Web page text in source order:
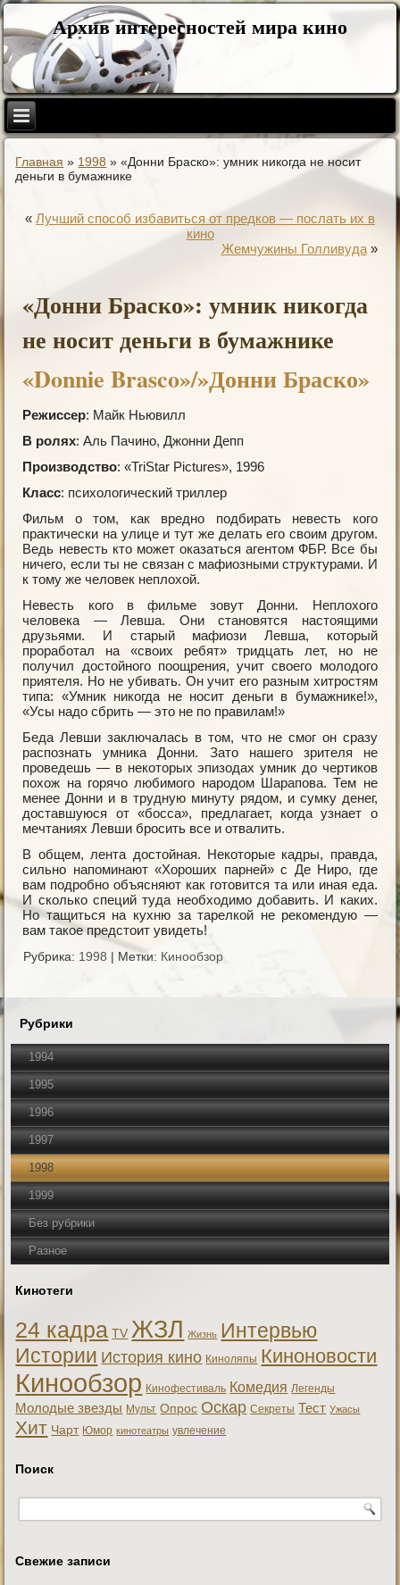
Архив интересностей мира кино
Главная » 1998 »«Донни Браско»: умник никогда не носит
деньги в бумажнике
« Лучший способ избавиться от предков — послать их в
кино
Жемчужины Голливуда»
«Донни Браско»: умник никогда
не носит деньги в бумажнике
«Donnie Brasco»/»Донни Браско»
Режиссер: Майк Ньювилл
В ролях: Аль Пачино, Джонни Депп
Производство: «TriStar Рictures», 1996
Класс: психологический триллер
Фильм о том, как вредно подбирать невесть кого
практически на улице и тут же делать его своим другом.
Ведь невесть кто может оказаться агентом ФБР. Все бы
ничего, если ты не связан с мафиозными структурами. И
к тому же человек неплохой.
Невесть кого в фильме зовут Донни. Неплохого
человека — Левша. Они становятся настоящими
друзьями. И старый мафиози Левша, который
проработал на «своих ребят» тридцать лет, но не
получил достойного поощрения, учит своего молодого
приятеля. Но не убивать. Он учит его разным хитростям
типа: «Умник никогда не носит деньги в бумажнике!»,
«Усы надо сбрить — это не по правилам!»
Беда Левши заключалась в том, что не смог он сразу
распознать умника Донни. Зато нашего зрителя не
проведешь — в некоторых эпизодах умник до чертиков
похож на горячо любимого народом Шарапова. Тем не
менее Донни и в трудную минуту рядом, и сумку денег,
доставшуюся от «босса», предлагает, когда узнает о
мечтаниях Левши бросить все и отвалить.
В общем, лента достойная. Некоторые кадры, правда,
сильно напоминают «Хороших парней» с Де Ниро, где
вам подробно объясняют как готовится та или иная еда.
И сколько специй туда необходимо добавить. И каких.
Но тащиться на кухню за тарелкой не рекомендую —
вам такое предстоит увидеть!
Рубрика: 1998 | Метки: Кинообзор
Рубрики
1994
1995
1996
1997
1998
1999
Без рубрики
Разное
Кинотеги
24 кадра TV ЖЗЛ Жизнь Интервью
Истории История кино Киноляпы Киноновости
Кинообзор Кинофестиваль Комедия Легенды
Молодые звезды Мульт Опрос Оскар Секреты Тест Ужасы
Хит Чарт Юмор кинотеатры увлечение
Поиск
Свежие записи